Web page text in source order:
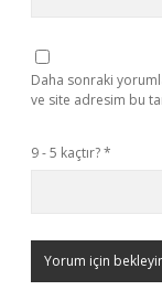
Daha sonraki
ve site adresim bu
9 - 5 kaçtır?*